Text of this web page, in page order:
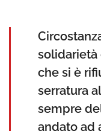
solidarietà
che si è
serratura
sempre
andato ad